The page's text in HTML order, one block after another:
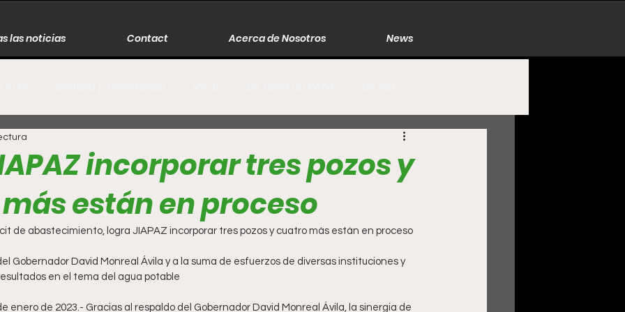
las noticias Contact Acerca de Nosotros News
Naturaleza
Literatura Internacional Moda Cine
Espectáculos Economía David Monreal Ávila
incorporar tres pozos y
están en proceso
de abastecimiento, logra JIAPAZ incorporar tres pozos y cuatro más están en proceso
Gobernador David Monreal Ávila y a la suma de esfuerzos de diversas instituciones y
en el tema del agua potable
enero de 2023.- Gracias al respaldo del Gobernador David Monreal Ávila, la sinergia de